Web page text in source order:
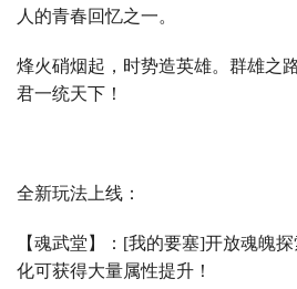
人的青春回忆之一。
烽火硝烟起，时势造英雄。群雄之
君一统天下！
全新玩法上线：
【魂武堂】： [我的要塞]开放魂魄
化可获得大量属性提升！